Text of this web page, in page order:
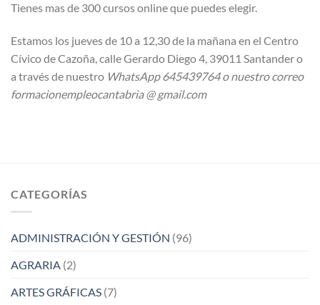
Tienes mas de 300 cursos online que puedes elegir.
Estamos los jueves de 10 a 12,30 de la mañana en el Centro
Cívico de Cazoña, calle Gerardo Diego 4, 39011 Santander o
a través de nuestro WhatsApp 645439764 o nuestro correo
formacionempleocantabria @ gmail.com
CATEGORÍAS
ADMINISTRACIÓN Y GESTIÓN (96)
AGRARIA (2)
ARTES GRÁFICAS (7)